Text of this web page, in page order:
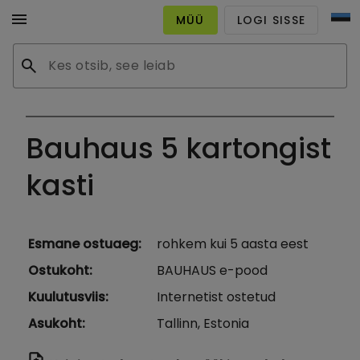
menu
search
MÜÜ LOGI SISSE
Bauhaus 5 kartongist
kasti
Esmane ostuaeg:
rohkem kui 5 aasta eest
Ostukoht:
BAUHAUS e-pood
Kuulutusviis:
Internetist ostetud
Asukoht: Tallinn, Estonia